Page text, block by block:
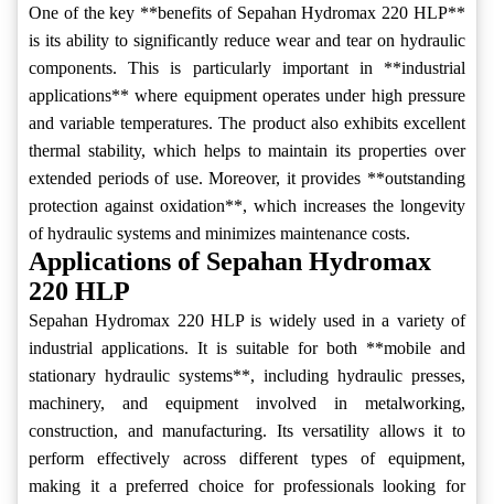
One of the key **benefits of Sepahan Hydromax 220 HLP**
is its ability to significantly reduce wear and tear on hydraulic
components. This is particularly important in **industrial
applications** where equipment operates under high pressure
and variable temperatures. The product also exhibits excellent
thermal stability, which helps to maintain its properties over
extended periods of use. Moreover, it provides **outstanding
protection against oxidation**, which increases the longevity
of hydraulic systems and minimizes maintenance costs.
Applications of Sepahan Hydromax
220 HLP
Sepahan Hydromax 220 HLP is widely used in a variety of
industrial applications. It is suitable for both **mobile and
stationary hydraulic systems**, including hydraulic presses,
machinery, and equipment involved in metalworking,
construction, and manufacturing. Its versatility allows it to
perform effectively across different types of equipment,
making it a preferred choice for professionals looking for